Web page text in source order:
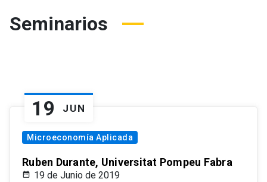
Seminarios
19 JUN
Microeconomía Aplicada
Ruben Durante, Universitat Pompeu Fabra
19 de Junio de 2019